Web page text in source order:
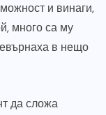
и винаги,
много са му
в нещо
да сложа